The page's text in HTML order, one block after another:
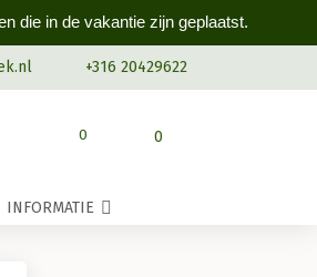
die in de vakantie zijn geplaatst.
+316 20429622
0
0
INFORMATIE